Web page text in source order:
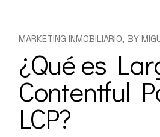
MARKETING INMOBILIARIO BY
¿Qué es
Contentful
LCP?